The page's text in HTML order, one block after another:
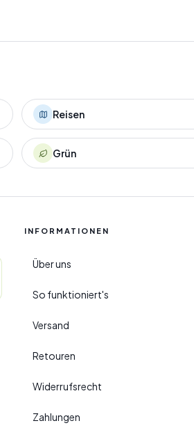
Reisen
Grün
INFORMATIONEN
Über uns
So funktioniert's
Versand
Retouren
Widerrufsrecht
Zahlungen